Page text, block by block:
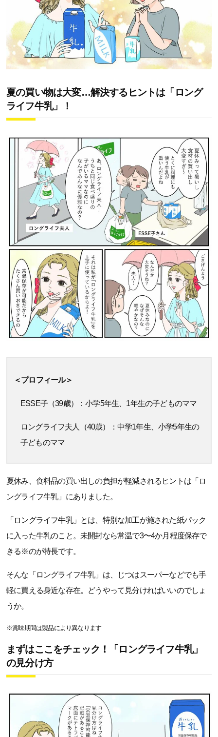
夏の買い物は大変…解決するヒントは「ロング
ライフ牛乳」！
＜プロフィール＞
ESSE子（39歳）：小学5年生、1年生の子どものママ
ロングライフ夫人（40歳）：中学1年生、小学5年生の
子どものママ
夏休み、食料品の買い出しの負担が軽減されるヒントは「ロ
ングライフ牛乳」にありました。
「ロングライフ牛乳」とは、特別な加工が施された紙パック
に入った牛乳のこと。未開封なら常温で3〜4か月程度保存で
きる※のが特長です。
そんな「ロングライフ牛乳」は、じつはスーパーなどでも手
軽に買える身近な存在。どうやって見分ければいいのでしょ
うか。
※賞味期間は製品により異なります
まずはここをチェック！「ロングライフ牛乳」
の見分け方